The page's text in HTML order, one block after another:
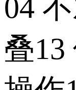
04
叠13